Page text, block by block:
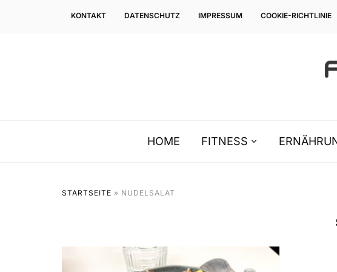
KONTAKT DATENSCHUTZ IMPRESSUM COOKIE-RICHTLINIE
HOME FITNESS
STARTSEITE » NUDELSALAT